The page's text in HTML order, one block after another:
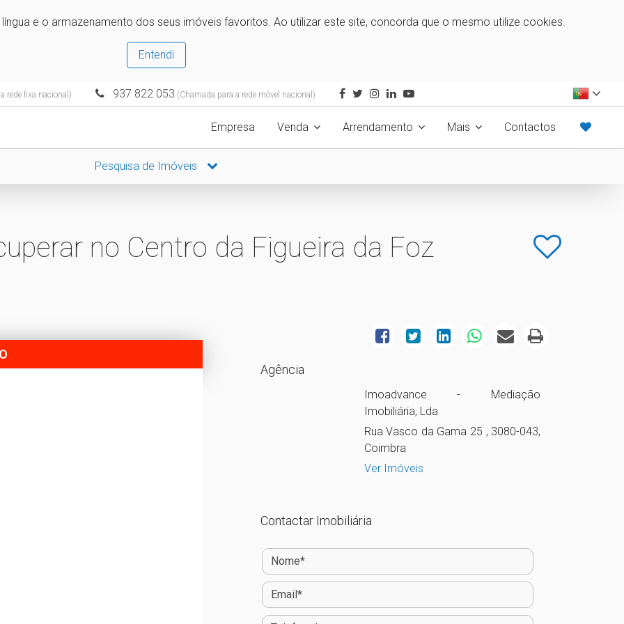
e o armazenamento dos seus imóveis favoritos. Ao utilizar este site, concorda que o mesmo utilize cookies.
Entendi
rede fixa nacional) 937 822 053 (Chamada para a rede móvel nacional)
Empresa Venda Arrendamento Mais Contactos
Pesquisa de Imóveis
no Centro da Figueira da Foz
Agência
Imoadvance - Mediação
Imobiliária, Lda
Rua Vasco da Gama 25 , 3080-043,
Coimbra
Ver Imóveis
Contactar Imobiliária